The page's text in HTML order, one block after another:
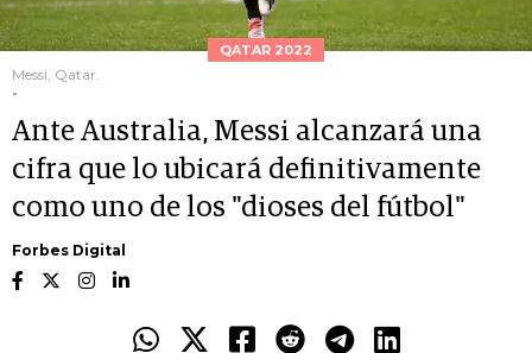
QATAR 2022
Messi, Qatar.
-
Ante Australia, Messi alcanzará una
cifra que lo ubicará definitivamente
como uno de los "dioses del fútbol"
Forbes Digital